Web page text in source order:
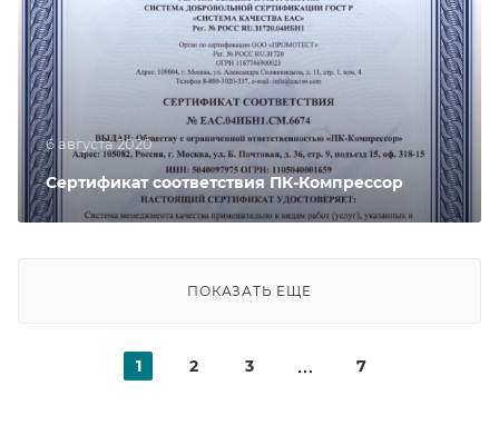
6 августа 2020
Сертификат соответствия ПК-Компрессор
ПОКАЗАТЬ ЕЩЕ
1 2 3 7